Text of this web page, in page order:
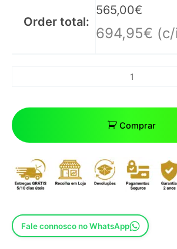
Order total:
565,00€
694,95€
Comprar
Fale connosco no WhatsApp